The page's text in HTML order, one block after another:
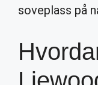
soveplass på